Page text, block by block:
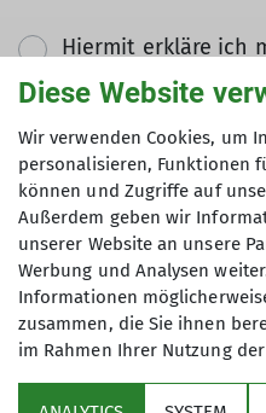
Hiermit erkläre ich
meine in das
Daten elektronisch
der
genutzt werden.
meine Einwilligung
kann. *
Mit (*) markierte Felder
sind Pflichtfelder
Diese Website
Wir verwenden Cookies, um
personalisieren, Funktionen
können und Zugriffe auf
Außerdem geben wir
unserer Website an unsere
Werbung und Analysen
Informationen
zusammen, die Sie ihnen
im Rahmen Ihrer Nutzung